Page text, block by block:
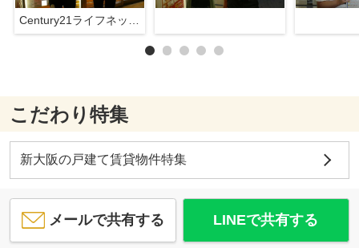
こだわり特集
新大阪の戸建て賃貸物件特集
メールで共有する LINEで共有する